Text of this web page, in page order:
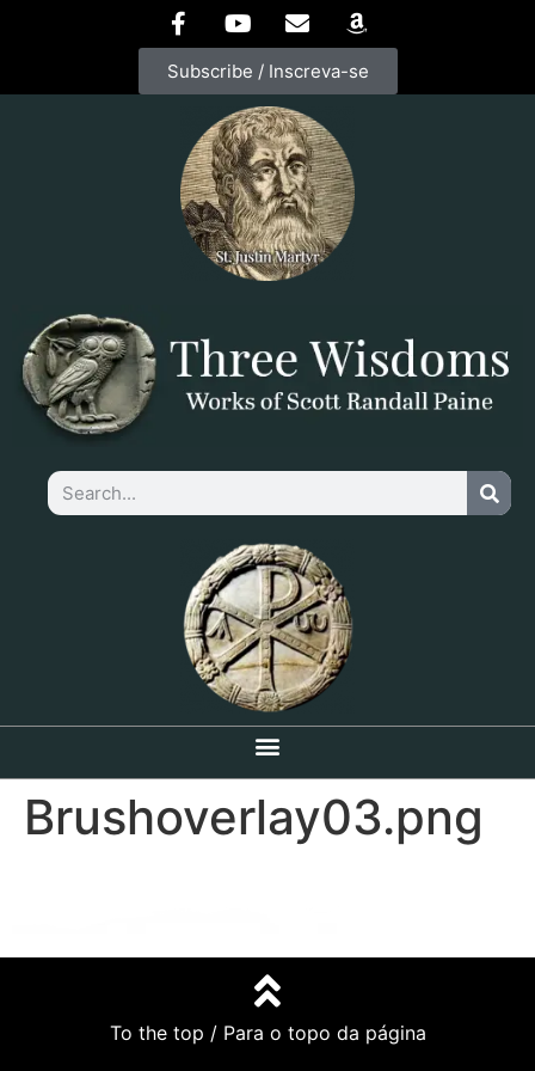
Subscribe / Inscreva-se
Brushoverlay03.png
To the top / Para o topo da página